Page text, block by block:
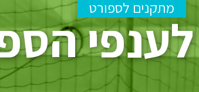
מתקנים לספורט